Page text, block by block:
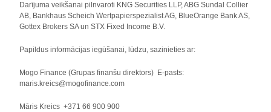
Darījuma veikšanai pilnvaroti KNG Securities LLP, ABG Sundal Collier
AB, Bankhaus Scheich Wertpapierspezialist AG, BlueOrange Bank AS,
Gottex Brokers SA un STX Fixed Income B.V.
Papildus informācijas iegūšanai, lūdzu, sazinieties ar:
Mogo Finance (Grupas finanšu direktors) E-pasts:
maris.kreics@mogofinance.com
Māris Kreics +371 66 900 900